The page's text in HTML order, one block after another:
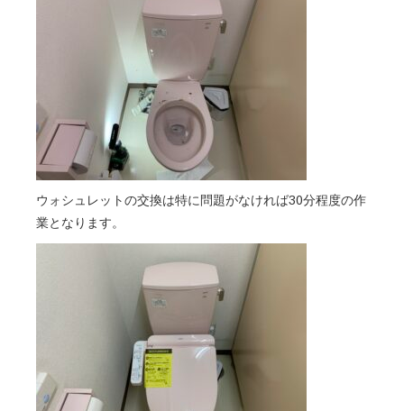
ウォシュレットの交換は特に問題がなければ30分程度の作
業となります。